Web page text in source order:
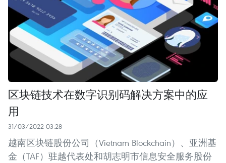
区块链技术在数字识别码解决方案中的应
用
31/03/2022 03:28
越南区块链股份公司（Vietnam Blockchain）、亚洲基
金（TAF）驻越代表处和胡志明市信息安全服务股份